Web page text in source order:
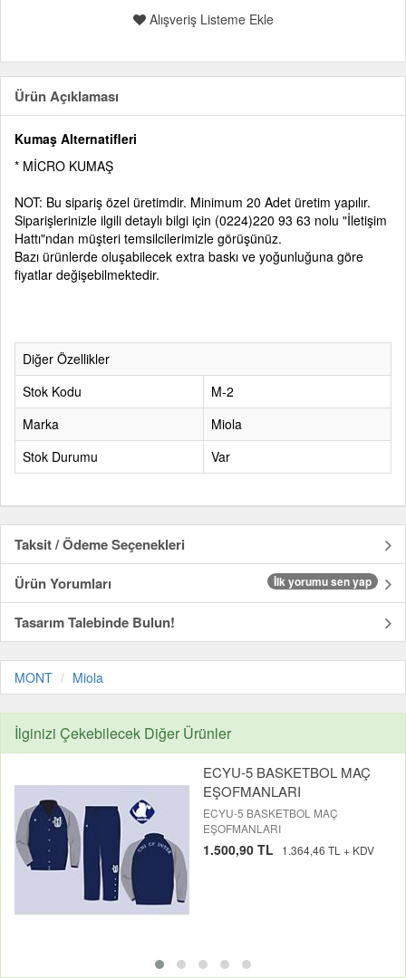
Alışveriş Listeme Ekle
Ürün Açıklaması
Kumaş Alternatifleri
* MİCRO KUMAŞ
NOT: Bu sipariş özel üretimdir. Minimum 20 Adet üretim yapılır.
Siparişlerinizle ilgili detaylı bilgi için (0224)220 93 63 nolu "İletişim
Hattı"ndan müşteri temsilcilerimizle görüşünüz.
Bazı ürünlerde oluşabilecek extra baskı ve yoğunluğuna göre
fiyatlar değişebilmektedir.
Diğer Özellikler
Stok Kodu
M-2
Marka
Miola
Stok Durumu
Var
Taksit / Ödeme Seçenekleri
Ürün Yorumları
İlk yorumu sen yap
Tasarım Talebinde Bulun!
MONT Miola
İlginizi Çekebilecek Diğer Ürünler
ECYU-5 BASKETBOL MAÇ
EŞOFMANLARI
ECYU-5 BASKETBOL MAÇ
EŞOFMANLARI
1.500,90 TL 1.364,46 TL + KDV